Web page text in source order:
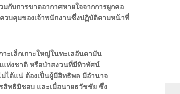
กับการขาดอากาศหายใจจากการผูกคอ
วบคุมของเจ้าพนักงานซึ่งปฏิบัติตามหน้าที่
ะเล็กเกาะใหญ่ในทะเลอันดามัน
ห่งชาติ หรือป่าสงวนที่มีทิวทัศน์
ม่ได้แน่ ต้องเป็นผู้มีอิทธิพล มีอำนาจ
รสิทธิมิชอบ และเมื่อนายธวัชชัย ซึ่ง